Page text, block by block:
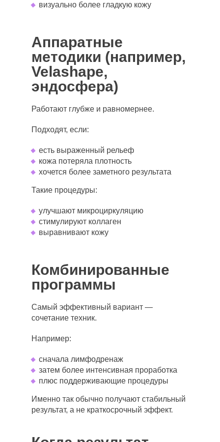
визуально более гладкую кожу
Аппаратные
методики (например,
Velashape,
эндосфера)
Работают глубже и равномернее.
Подходят, если:
есть выраженный рельеф
кожа потеряла плотность
хочется более заметного результата
Такие процедуры:
улучшают микроциркуляцию
стимулируют коллаген
выравнивают кожу
Комбинированные
программы
Самый эффективный вариант —
сочетание техник.
Например:
сначала лимфодренаж
затем более интенсивная проработка
плюс поддерживающие процедуры
Именно так обычно получают стабильный
результат, а не краткосрочный эффект.